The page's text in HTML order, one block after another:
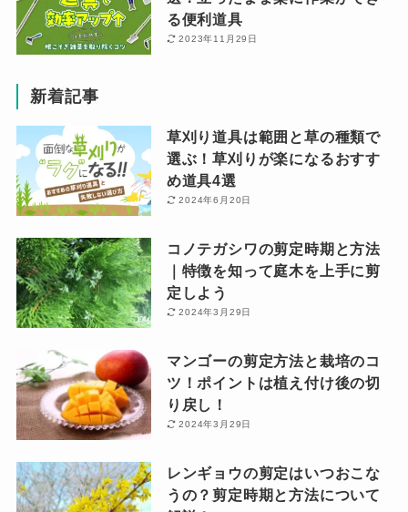
る便利道具
2023年11月29日
新着記事
草刈り道具は範囲と草の種類で
選ぶ！草刈りが楽になるおすす
め道具4選
2024年6月20日
コノテガシワの剪定時期と方法
｜特徴を知って庭木を上手に剪
定しよう
2024年3月29日
マンゴーの剪定方法と栽培のコ
ツ！ポイントは植え付け後の切
り戻し！
2024年3月29日
レンギョウの剪定はいつおこな
うの？剪定時期と方法について